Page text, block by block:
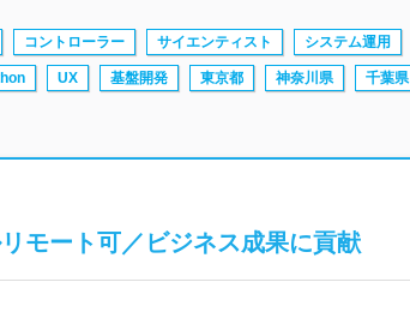
コントローラー サイエンティスト システム運用
UX 基盤開発 東京都 神奈川県 千葉県
モート可／ビジネス成果に貢献